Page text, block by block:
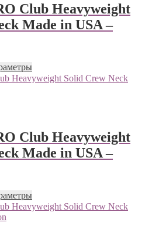
выбрать
на
странице
Club Heavyweight
Made in USA –
Этот
товар
имеет
выбрать
на
странице
Club Heavyweight
Made in USA –
Этот
товар
имеет